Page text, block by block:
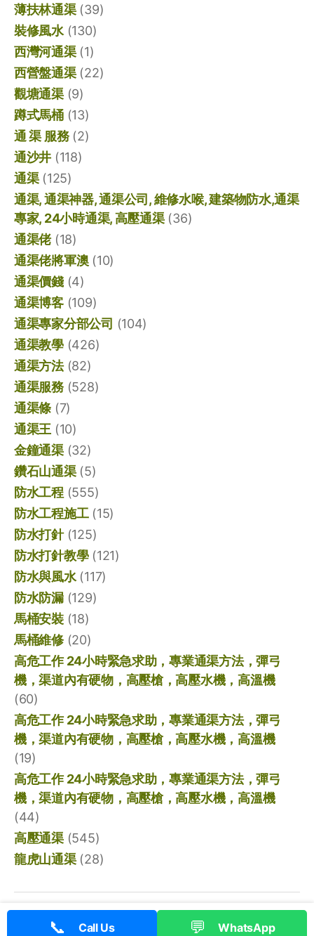
薄扶林通渠(39)
裝修風水(130)
西灣河通渠(1)
西營盤通渠(22)
觀塘通渠(9)
蹲式馬桶(13)
通 渠 服務(2)
通沙井 (118)
通渠(125)
通渠, 通渠神器, 通渠公司, 維修水喉, 建築物防水,通渠
專家, 24小時通渠, 高壓通渠(36)
通渠佬(18)
通渠佬將軍澳(10)
通渠價錢(4)
通渠博客(109)
通渠專家分部公司 (104)
通渠教學(426)
通渠方法(82)
通渠服務(528)
通渠條 (7)
通渠王 (10)
金鐘通渠(32)
鑽石山通渠(5)
防水工程(555)
防水工程施工(15)
防水打針(125)
防水打針教學(121)
防水與風水(117)
防水防漏(129)
馬桶安裝(18)
馬桶維修(20)
高危工作 24小時緊急求助，專業通渠方法，彈弓
機，渠道內有硬物，高壓槍，高壓水機，高溫機
(60)
高危工作 24小時緊急求助，專業通渠方法，彈弓
機，渠道內有硬物，高壓槍，高壓水機，高溫機
(19)
高危工作 24小時緊急求助，專業通渠方法，彈弓
機，渠道內有硬物，高壓槍，高壓水機，高溫機
(44)
高壓通渠(545)
龍虎山通渠(28)
© 2026 香港通渠專家 向上
📞 Call Us 💬 WhatsApp